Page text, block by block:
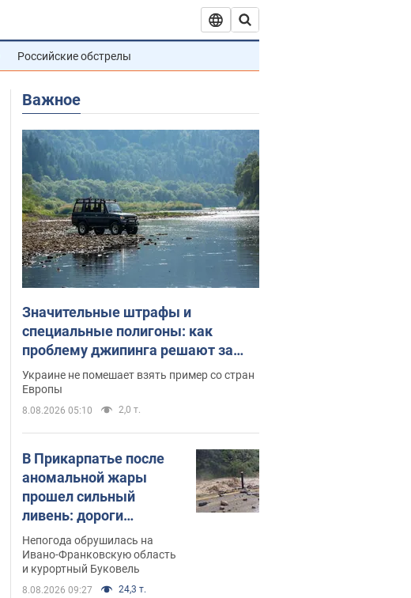
Российские обстрелы
Важное
Значительные штрафы и
специальные полигоны: как
проблему джипинга решают за
границей
Украине не помешает взять пример со стран
Европы
8.08.2026 05:10 2,0 т.
В Прикарпатье после
аномальной жары
прошел сильный
ливень: дороги
превратились в реки.
Видео
Непогода обрушилась на
Ивано-Франковскую область
и курортный Буковель
8.08.2026 09:27 24,3 т.